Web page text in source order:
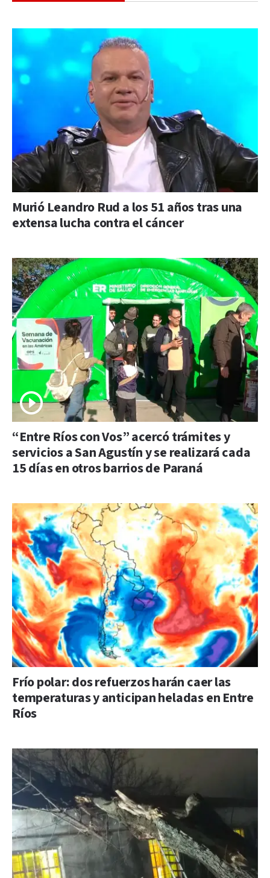
Murió Leandro Rud a los 51 años tras una
extensa lucha contra el cáncer
“Entre Ríos con Vos” acercó trámites y
servicios a San Agustín y se realizará cada
15 días en otros barrios de Paraná
Frío polar: dos refuerzos harán caer las
temperaturas y anticipan heladas en Entre
Ríos